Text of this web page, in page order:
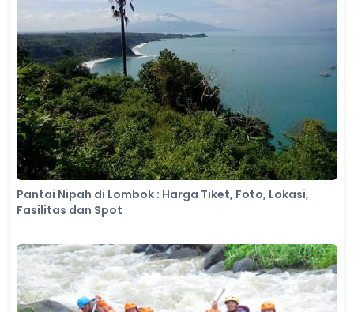
Pantai Nipah di Lombok : Harga Tiket, Foto, Lokasi,
Fasilitas dan Spot